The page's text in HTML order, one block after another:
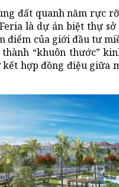
đất quanh năm rực
là dự án biệt thự
điểm của giới đầu tư
“khuôn thước”
hợp đồng điệu giữa